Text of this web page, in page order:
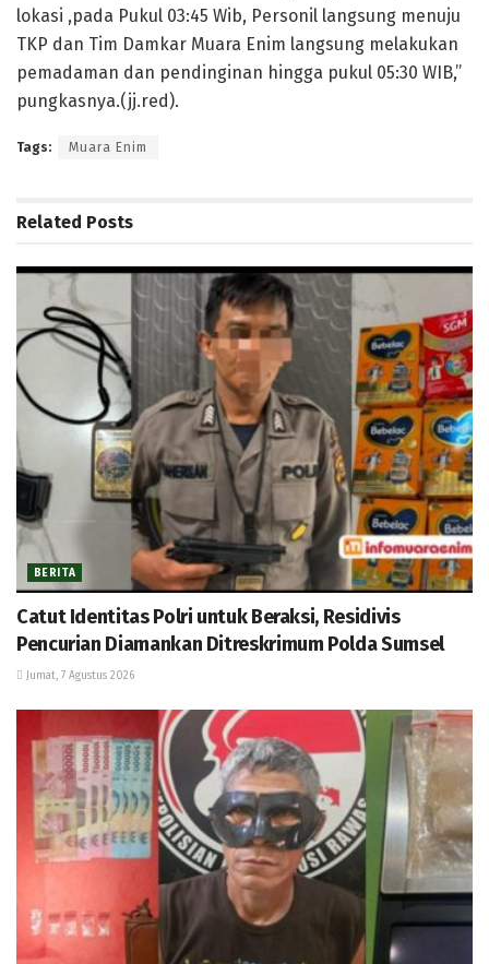
lokasi ,pada Pukul 03:45 Wib, Personil langsung menuju
TKP dan Tim Damkar Muara Enim langsung melakukan
pemadaman dan pendinginan hingga pukul 05:30 WIB,”
pungkasnya.(jj.red).
Tags: Muara Enim
Related Posts
BERITA
Catut Identitas Polri untuk Beraksi, Residivis
Pencurian Diamankan Ditreskrimum Polda Sumsel
Jumat, 7 Agustus 2026